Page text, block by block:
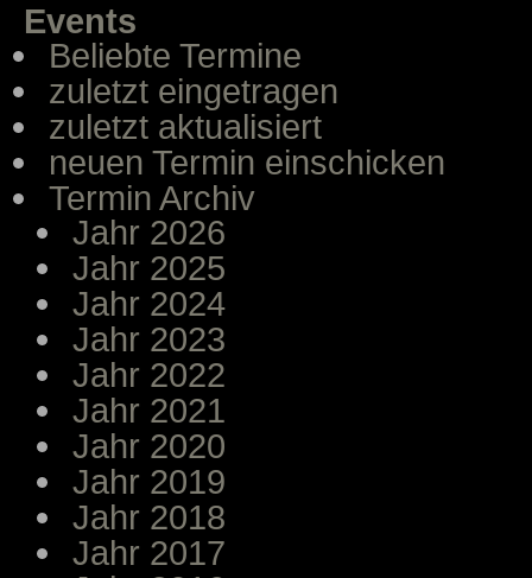
Events
Beliebte Termine
zuletzt eingetragen
zuletzt aktualisiert
neuen Termin einschicken
Termin Archiv
Jahr 2026
Jahr 2025
Jahr 2024
Jahr 2023
Jahr 2022
Jahr 2021
Jahr 2020
Jahr 2019
Jahr 2018
Jahr 2017